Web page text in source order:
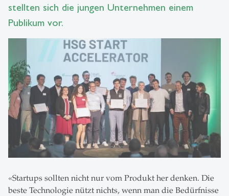
stellten sich die jungen Unternehmen einem
Publikum vor.
«Startups sollten nicht nur vom Produkt her denken. Die
beste Technologie nützt nichts, wenn man die Bedürfnisse